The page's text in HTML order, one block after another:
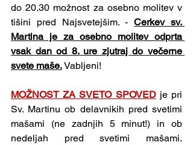
do 20.30 možnost za osebno molitev v
tišini pred Najsvetejšim. - Cerkev sv.
Martina je za osebno molitev odprta
vsak dan od 8. ure zjutraj do večerne
svete maše. Vabljeni!
MOŽNOST ZA SVETO SPOVED je pri
Sv. Martinu ob delavnikih pred svetimi
mašami (ne zadnjih 5 minut!) in ob
nedeljah pred svetimi mašami.